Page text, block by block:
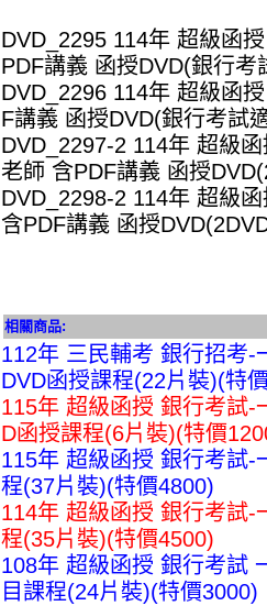
DVD_2295 114年 超級函
PDF講義 函授DVD(銀行考
DVD_2296 114年 超級函
F講義 函授DVD(銀行考試
DVD_2297-2 114年 超級
老師 含PDF講義 函授
DVD_2298-2 114年 超級
含PDF講義 函授
相關商品:
112年 三民輔考 銀行招考-
DVD函授課程(22片裝)(特
115年 超級函授 銀行考試-
D函授課程(6片裝)(特價
115年 超級函授 銀行考試-
程(37片裝)(特價4800)
114年 超級函授 銀行考試-
程(35片裝)(特價4500)
108年 超級函授 銀行考試
目課程(24片裝)(特價3000)